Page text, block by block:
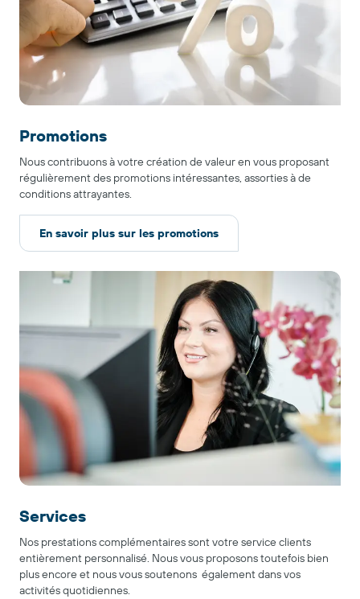
Promotions
Nous contribuons à votre création de valeur en vous proposant
régulièrement des promotions intéressantes, assorties à de
conditions attrayantes.
En savoir plus sur les promotions
Services
Nos prestations complémentaires sont votre service clients
entièrement personnalisé. Nous vous proposons toutefois bien
plus encore et nous vous soutenons également dans vos
activités quotidiennes.